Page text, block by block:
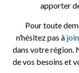
apporter
Pour toute
n’hésitez pas à
dans votre région.
de vos besoins et